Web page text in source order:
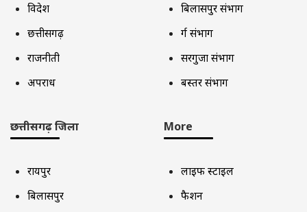
विदेश
छत्तीसगढ़
राजनीती
अपराध
बिलासपुर संभाग
दुर्ग संभाग
सरगुजा संभाग
बस्तर संभाग
छत्तीसगढ़ जिला
रायपुर
बिलासपुर
More
लाइफ स्टाइल
फैशन